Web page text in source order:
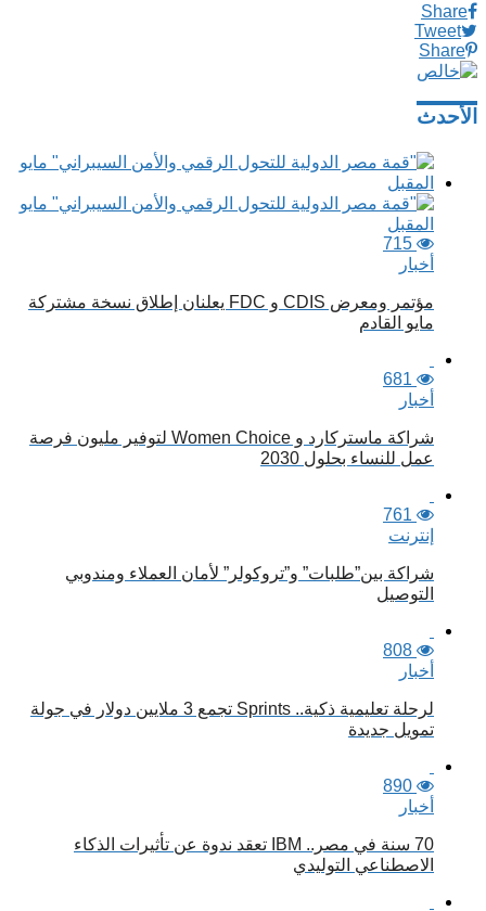
Share
Tweet
Share
الأحدث
715
أخبار
مؤتمر ومعرض CDIS و FDC يعلنان إطلاق نسخة مشتركة
مايو القادم
681
أخبار
شراكة ماستركارد و Women Choice لتوفير مليون فرصة
عمل للنساء بحلول 2030
761
إنترنت
شراكة بين”طلبات” و”تروكولر” لأمان العملاء ومندوبي
التوصيل
808
أخبار
لرحلة تعليمية ذكية.. Sprints تجمع 3 ملايين دولار في جولة
تمويل جديدة
890
أخبار
70 سنة في مصر.. IBM تعقد ندوة عن تأثيرات الذكاء
الاصطناعي التوليدي